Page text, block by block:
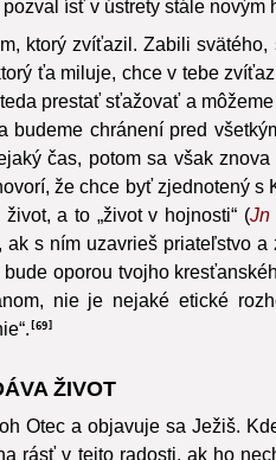
ísť v ústrety stále novým
ktorý zvíťazil. Zabili
ťa miluje, chce v tebe
prestať sťažovať a
chránení pred
čas, potom sa však
že chce byť zjednotený s
a to „život v hojnosti“ (Jn
s ním uzavrieš priateľstvo
oporou tvojho
nie je nejaké etické
ŽIVOT
Otec a objavuje sa Ježiš.